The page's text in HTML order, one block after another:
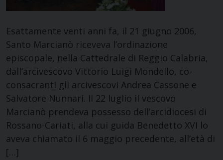
Esattamente venti anni fa, il 21 giugno 2006,
Santo Marcianò riceveva l’ordinazione
episcopale, nella Cattedrale di Reggio Calabria,
dall’arcivescovo Vittorio Luigi Mondello, co-
consacranti gli arcivescovi Andrea Cassone e
Salvatore Nunnari. Il 22 luglio il vescovo
Marcianò prendeva possesso dell’arcidiocesi di
Rossano-Cariati, alla cui guida Benedetto XVI lo
aveva chiamato il 6 maggio precedente, all’età di
[…]